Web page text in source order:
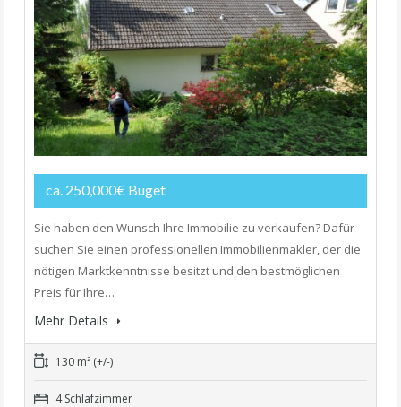
ca. 250,000€ Buget
Sie haben den Wunsch Ihre Immobilie zu verkaufen? Dafür
suchen Sie einen professionellen Immobilienmakler, der die
nötigen Marktkenntnisse besitzt und den bestmöglichen
Preis für Ihre…
Mehr Details
130 m² (+/-)
4 Schlafzimmer